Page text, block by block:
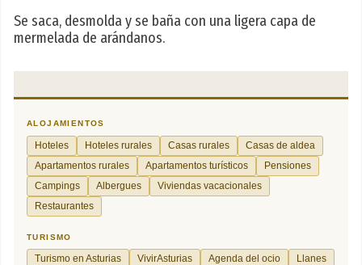
Se saca, desmolda y se baña con una ligera capa de
mermelada de arándanos.